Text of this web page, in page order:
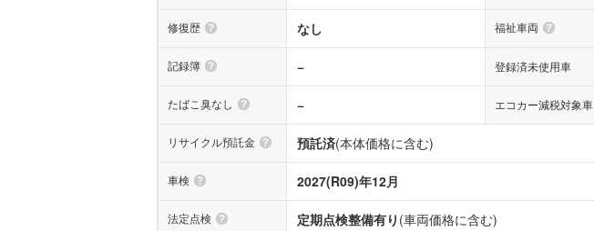
修復歴 なし 福祉車両
記録簿 − 登録済未使用車
たばこ臭なし − エコカー減税対象車
リサイクル預託金 預託済(本体価格に含む)
車検 2027(R09)年12月
法定点検 定期点検整備有り (車両価格に含む)